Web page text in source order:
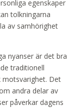
egenskaper
tolkningarna
av samhörighet
nyanser är det bra
traditionell
motsvarighet. Det
andra delar av
påverkar dagens